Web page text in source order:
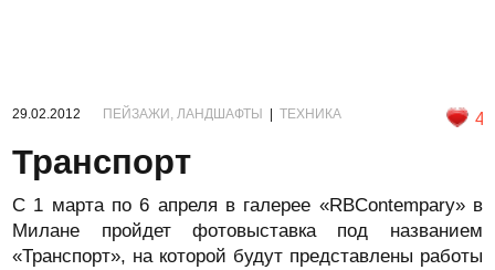
29.02.2012 ПЕЙЗАЖИ, ЛАНДШАФТЫ |ТЕХНИКА 4
Транспорт
С 1 марта по 6 апреля в галерее «RBContempary» в
Милане пройдет фотовыставка под названием
«Транспорт», на которой будут представлены работы